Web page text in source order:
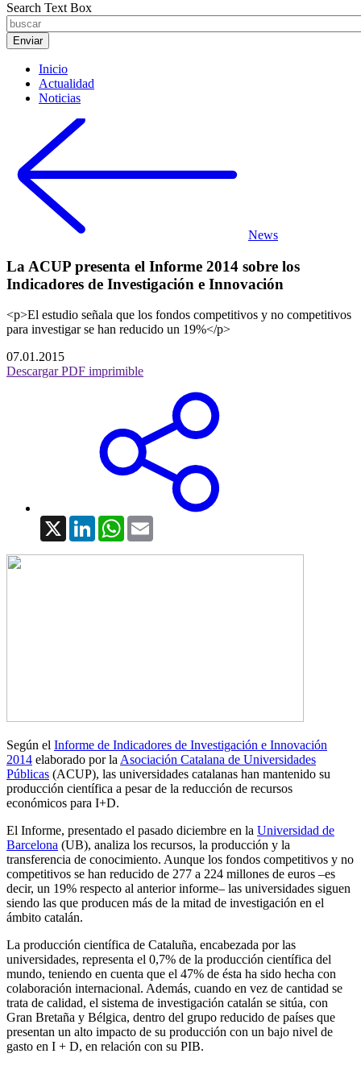
Search Text Box
Inicio
Actualidad
Noticias
News
La ACUP presenta el Informe 2014 sobre los
Indicadores de Investigación e Innovación
<p>El estudio señala que los fondos competitivos y no competitivos
para investigar se han reducido un 19%</p>
07.01.2015
Descargar PDF imprimible
X LinkedInWhatsApp
Según el Informe de Indicadores de Investigación e Innovación
2014 elaborado por laAsociación Catalana de Universidades
Públicas (ACUP), las universidades catalanas han mantenido su
producción científica a pesar de la reducción de recursos
económicos para I+D.
El Informe, presentado el pasado diciembre en la Universidad de
Barcelona (UB), analiza los recursos, la producción y la
transferencia de conocimiento. Aunque los fondos competitivos y no
competitivos se han reducido de 277 a 224 millones de euros –es
decir, un 19% respecto al anterior informe– las universidades siguen
siendo las que producen más de la mitad de investigación en el
ámbito catalán.
La producción científica de Cataluña, encabezada por las
universidades, representa el 0,7% de la producción científica del
mundo, teniendo en cuenta que el 47% de ésta ha sido hecha con
colaboración internacional. Además, cuando en vez de cantidad se
trata de calidad, el sistema de investigación catalán se sitúa, con
Gran Bretaña y Bélgica, dentro del grupo reducido de países que
presentan un alto impacto de su producción con un bajo nivel de
gasto en I + D, en relación con su PIB.